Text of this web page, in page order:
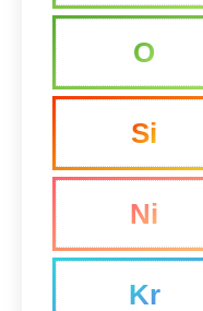
O
Si
Ni
Kr